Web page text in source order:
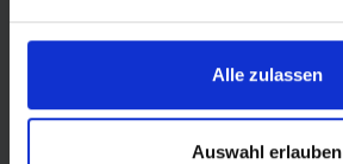
Alle zulassen
Auswahl erlauben